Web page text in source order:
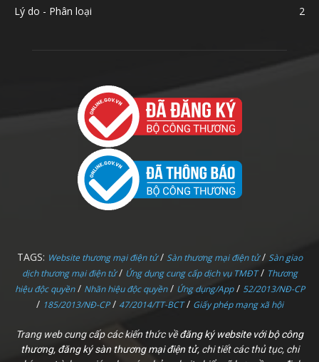
Lý do - Phân loại
2
TAGS: Website thương mại điện tử/ Sàn thương mại điện tử/ Sàn giao
dịch thương mại điện tử/ Ứng dụng cung cấp dịch vụ TMĐT/ Thương
hiệu độc quyền/ Nhãn hiệu độc quyền/ Ứng dụng/App/ 52/2013/NĐ-CP
/ 185/2013/NĐ-CP/ 47/2014/TT-BCT/ Giấy phép mạng xã hội
Trang web cung cấp các kiến thức vềđăng ký website với bộ công
thương, đăng ký sàn thương mại điện tử, chi tiết các thủ tục, chi